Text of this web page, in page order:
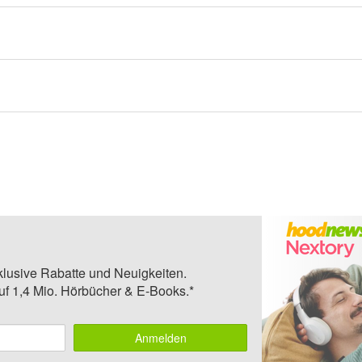
Rabatte und Neuigkeiten.
1,4 Mio. Hörbücher & E-Books.*
Anmelden